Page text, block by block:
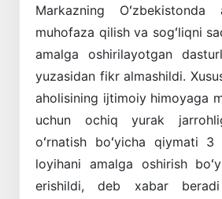
Markazning
muhofaza qilish va sogʻliqni
amalga oshirilayotgan
yuzasidan fikr almashildi.
aholisining ijtimoiy himoyaga
uchun ochiq yurak
oʻrnatish boʻyicha qiymati
loyihani amalga oshirish
erishildi, deb xabar